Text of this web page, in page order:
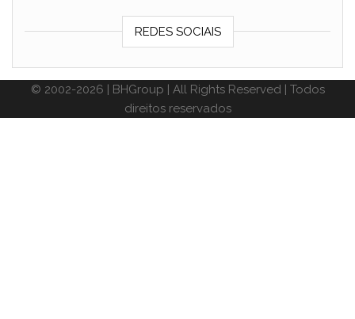
REDES SOCIAIS
© 2002-2026 | BHGroup | All Rights Reserved | Todos
direitos reservados